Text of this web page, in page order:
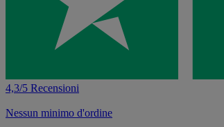
4,3/5 Recensioni
Nessun minimo d'ordine